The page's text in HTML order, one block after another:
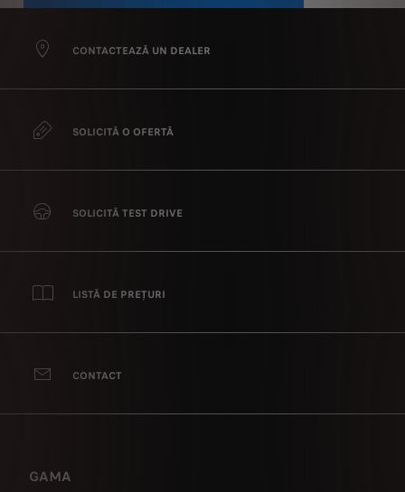
CONTACTEAZĂ UN DEALER
SOLICITĂ O OFERTĂ
SOLICITĂ TEST DRIVE
LISTĂ DE PREȚURI
CONTACT
GAMA